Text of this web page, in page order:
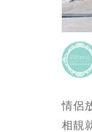
情侶
相靚